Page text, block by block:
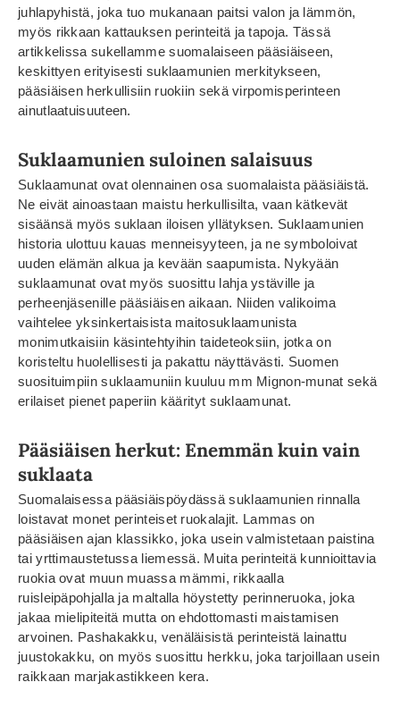
juhlapyhistä, joka tuo mukanaan paitsi valon ja lämmön,
myös rikkaan kattauksen perinteitä ja tapoja. Tässä
artikkelissa sukellamme suomalaiseen pääsiäiseen,
keskittyen erityisesti suklaamunien merkitykseen,
pääsiäisen herkullisiin ruokiin sekä virpomisperinteen
ainutlaatuisuuteen.
Suklaamunien suloinen salaisuus
Suklaamunat ovat olennainen osa suomalaista pääsiäistä.
Ne eivät ainoastaan maistu herkullisilta, vaan kätkevät
sisäänsä myös suklaan iloisen yllätyksen. Suklaamunien
historia ulottuu kauas menneisyyteen, ja ne symboloivat
uuden elämän alkua ja kevään saapumista. Nykyään
suklaamunat ovat myös suosittu lahja ystäville ja
perheenjäsenille pääsiäisen aikaan. Niiden valikoima
vaihtelee yksinkertaisista maitosuklaamunista
monimutkaisiin käsintehtyihin taideteoksiin, jotka on
koristeltu huolellisesti ja pakattu näyttävästi. Suomen
suosituimpiin suklaamuniin kuuluu mm Mignon-munat sekä
erilaiset pienet paperiin käärityt suklaamunat.
Pääsiäisen herkut: Enemmän kuin vain
suklaata
Suomalaisessa pääsiäispöydässä suklaamunien rinnalla
loistavat monet perinteiset ruokalajit. Lammas on
pääsiäisen ajan klassikko, joka usein valmistetaan paistina
tai yrttimaustetussa liemessä. Muita perinteitä kunnioittavia
ruokia ovat muun muassa mämmi, rikkaalla
ruisleipäpohjalla ja maltalla höystetty perinneruoka, joka
jakaa mielipiteitä mutta on ehdottomasti maistamisen
arvoinen. Pashakakku, venäläisistä perinteistä lainattu
juustokakku, on myös suosittu herkku, joka tarjoillaan usein
raikkaan marjakastikkeen kera.